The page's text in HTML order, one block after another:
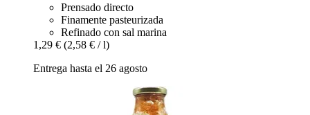
Prensado directo
Finamente pasteurizada
Refinado con sal marina
1,29 € (2,58 € / l)
Entrega hasta el 26 agosto